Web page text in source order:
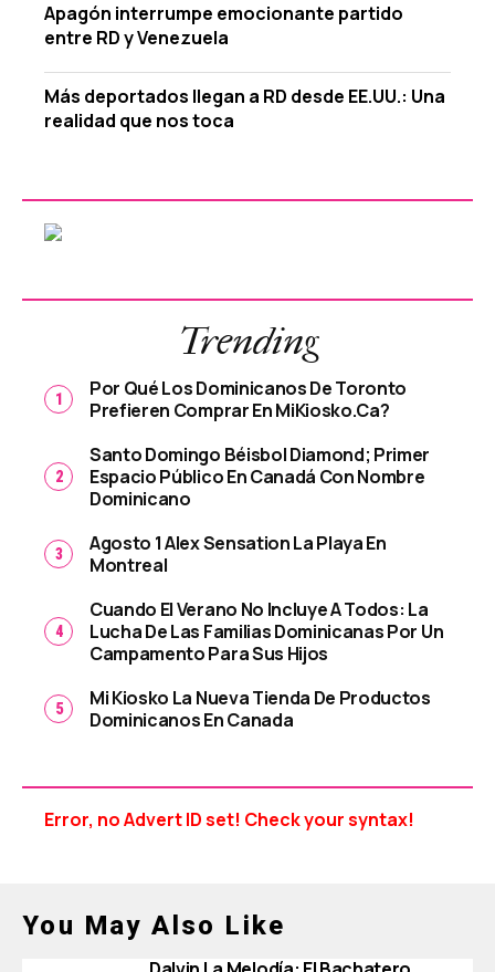
Apagón interrumpe emocionante partido
entre RD y Venezuela
Más deportados llegan a RD desde EE.UU.: Una
realidad que nos toca
Trending
Por Qué Los Dominicanos De Toronto
Prefieren Comprar En MiKiosko.ca?
Santo Domingo Béisbol Diamond; Primer
Espacio Público En Canadá Con Nombre
Dominicano
Agosto 1 Alex Sensation La Playa En
Montreal
Cuando El Verano No Incluye A Todos: La
Lucha De Las Familias Dominicanas Por Un
Campamento Para Sus Hijos
Mi Kiosko La Nueva Tienda De Productos
Dominicanos En Canada
Error, no Advert ID set! Check your syntax!
You May Also Like